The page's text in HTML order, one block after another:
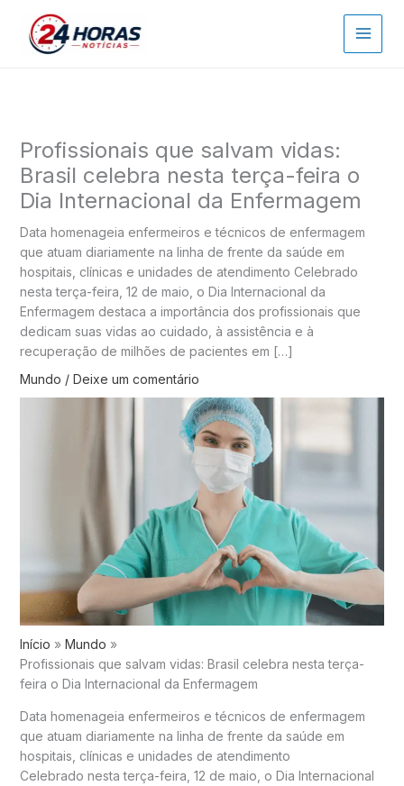
Profissionais que salvam vidas:
Brasil celebra nesta terça-feira o
Dia Internacional da Enfermagem
Data homenageia enfermeiros e técnicos de enfermagem
que atuam diariamente na linha de frente da saúde em
hospitais, clínicas e unidades de atendimento Celebrado
nesta terça-feira, 12 de maio, o Dia Internacional da
Enfermagem destaca a importância dos profissionais que
dedicam suas vidas ao cuidado, à assistência e à
recuperação de milhões de pacientes em […]
Mundo / Deixe um comentário
Início
Mundo
Profissionais que salvam vidas: Brasil celebra nesta terça-
feira o Dia Internacional da Enfermagem
Data homenageia enfermeiros e técnicos de enfermagem
que atuam diariamente na linha de frente da saúde em
hospitais, clínicas e unidades de atendimento
Celebrado nesta terça-feira, 12 de maio, o Dia Internacional